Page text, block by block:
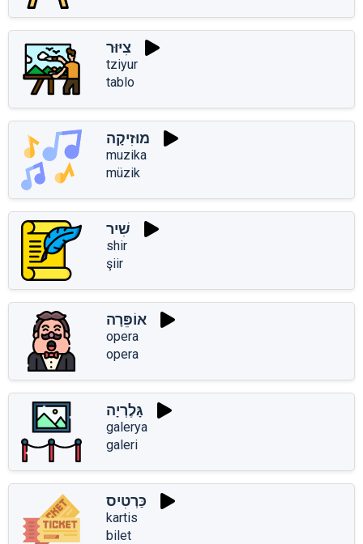
צִיּוּר
tziyur
tablo
מוּזִיקָה
muzika
müzik
שִׁיר
shir
şiir
אוֹפֵּרָה
opera
opera
גָּלֶרְיָה
galerya
galeri
כַּרְטִיס
kartis
bilet